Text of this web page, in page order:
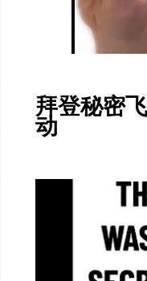
拜登秘密
动